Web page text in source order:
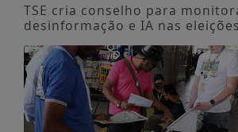
TSE cria conselho para
desinformação e IA nas eleições